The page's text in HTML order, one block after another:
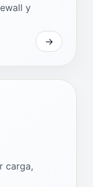
y
carga,